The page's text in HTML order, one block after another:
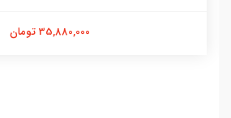
35,880,000 تومان